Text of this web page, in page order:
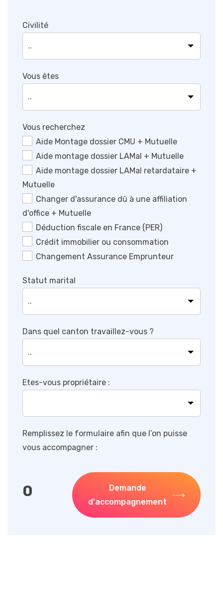
Civilité
Vous êtes
Vous recherchez
Aide Montage dossier CMU + Mutuelle
Aide montage dossier LAMal + Mutuelle
Aide montage dossier LAMal retardataire +
Mutuelle
Changer d'assurance dû à une affiliation
d'office + Mutuelle
Déduction fiscale en France (PER)
Crédit immobilier ou consommation
Changement Assurance Emprunteur
Statut marital
Dans quel canton travaillez-vous ?
Etes-vous propriétaire :
Remplissez le formulaire afin que l’on puisse
vous accompagner :
0
Demande
d'accompagnement